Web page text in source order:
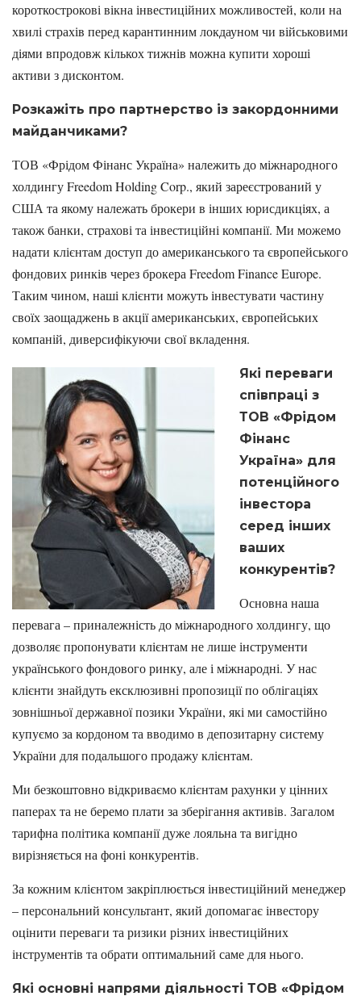
короткострокові вікна інвестиційних можливостей, коли на
хвилі страхів перед карантинним локдауном чи військовими
діями впродовж кількох тижнів можна купити хороші
активи з дисконтом.
Розкажіть про партнерство із закордонними
майданчиками?
ТОВ «Фрідом Фінанс Україна» належить до міжнародного
холдингу Freedom Holding Corp., який зареєстрований у
США та якому належать брокери в інших юрисдикціях, а
також банки, страхові та інвестиційні компанії. Ми можемо
надати клієнтам доступ до американського та європейського
фондових ринків через брокера Freedom Finance Europe.
Таким чином, наші клієнти можуть інвестувати частину
своїх заощаджень в акції американських, європейських
компаній, диверсифікуючи свої вкладення.
Які переваги
співпраці з
ТОВ «Фрідом
Фінанс
Україна» для
потенційного
інвестора
серед інших
ваших
конкурентів?
Основна наша
перевага – приналежність до міжнародного холдингу, що
дозволяє пропонувати клієнтам не лише інструменти
українського фондового ринку, але і міжнародні. У нас
клієнти знайдуть ексклюзивні пропозиції по облігаціях
зовнішньої державної позики України, які ми самостійно
купуємо за кордоном та вводимо в депозитарну систему
України для подальшого продажу клієнтам.
Ми безкоштовно відкриваємо клієнтам рахунки у цінних
паперах та не беремо плати за зберігання активів. Загалом
тарифна політика компанії дуже лояльна та вигідно
вирізняється на фоні конкурентів.
За кожним клієнтом закріплюється інвестиційний менеджер
– персональний консультант, який допомагає інвестору
оцінити переваги та ризики різних інвестиційних
інструментів та обрати оптимальний саме для нього.
Які основні напрями діяльності ТОВ «Фрідом